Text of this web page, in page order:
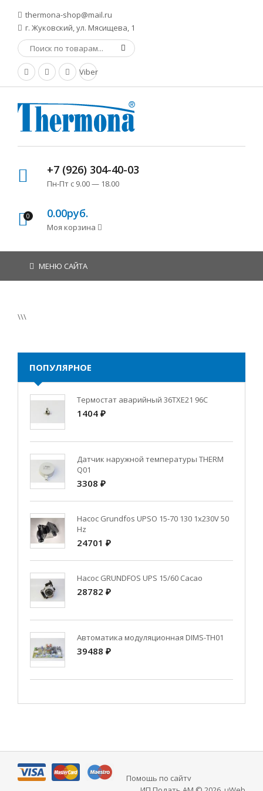
thermona-shop@mail.ru
г. Жуковский, ул. Мясищева, 1
Viber
+7 (926) 304-40-03
Пн-Пт с 9.00 — 18.00
0 0.00руб.
Моя корзина
МЕНЮ САЙТА
\\\
ПОПУЛЯРНОЕ
Термостат аварийный 36TXE21 96C
1404 ₽
Датчик наружной температуры THERM
Q01
3308 ₽
Насос Grundfos UPSO 15-70 130 1x230V 50
Hz
24701 ₽
Насос GRUNDFOS UPS 15/60 Cacao
28782 ₽
Автоматика модуляционная DIMS-TH01
39488 ₽
Помощь по сайту